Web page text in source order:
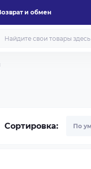
и обмен
Сортировка: